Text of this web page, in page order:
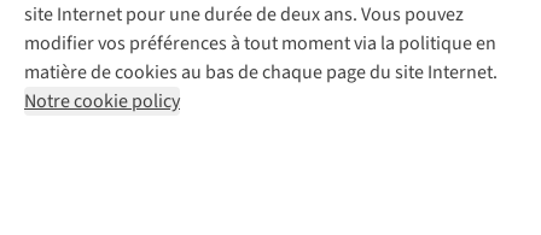
site Internet pour une durée de deux ans. Vous pouvez
modifier vos préférences à tout moment via la politique en
matière de cookies au bas de chaque page du site Internet.
Notre cookie policy
Mentions légales
Politique de confidentialité
Conditions générales
Cookie Policy
AS Adventure Luxemburg SA,